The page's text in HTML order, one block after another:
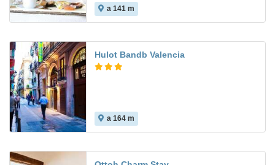
a 141 m
Hulot Bandb Valencia
a 164 m